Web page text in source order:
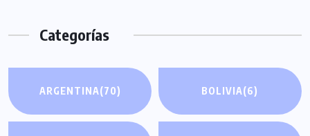
Categorías
ARGENTINA(70) BOLIVIA(6)